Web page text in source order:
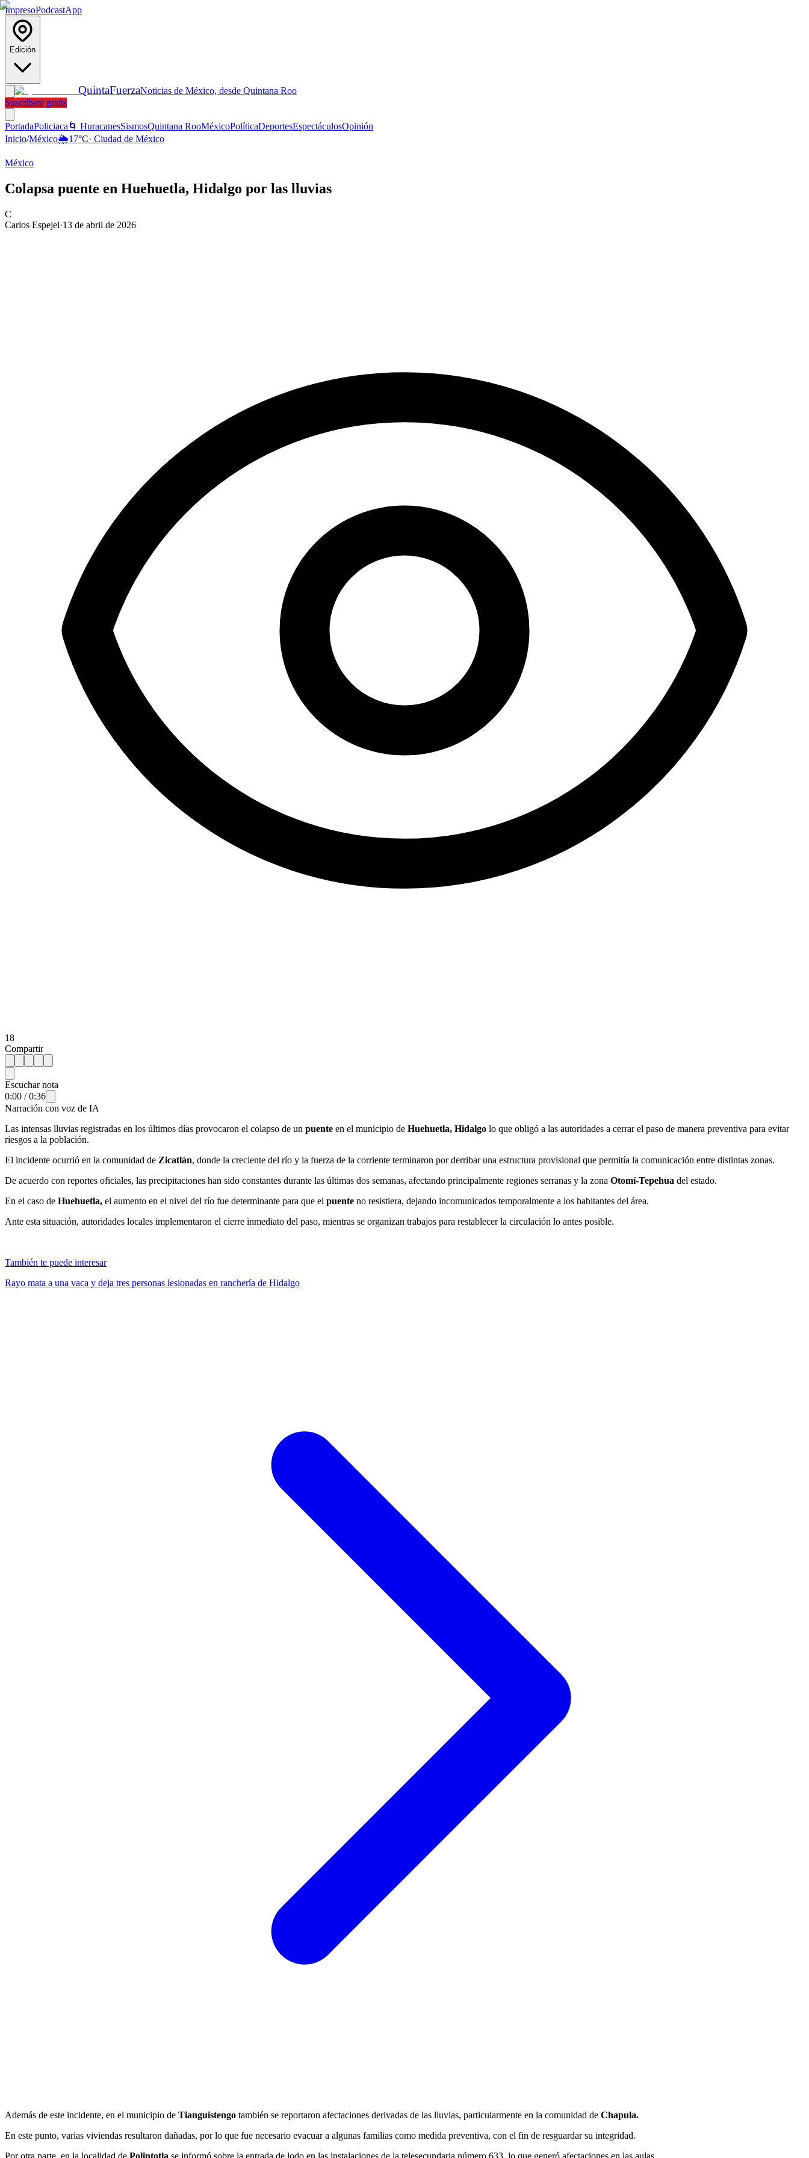
ImpresoPodcastApp
Edición
QuintaFuerzaNoticias de México, desde Quintana Roo
Suscríbete gratis
PortadaPoliciaca 🌀 HuracanesSismosQuintana RooMéxicoPolíticaDeportesEspectáculosOpinión
Inicio/México🌦️17°C· Ciudad de México
México
Colapsa puente en Huehuetla, Hidalgo por las lluvias
C
Carlos Espejel·13 de abril de 2026
18
Compartir
Escuchar nota
0:00 /0:36
Narración con voz de IA
Las intensas lluvias registradas en los últimos días provocaron el colapso de un puente en el municipio de Huehuetla, Hidalgo lo que obligó a las autoridades a cerrar el paso de manera preventiva para evitar
riesgos a la población.
El incidente ocurrió en la comunidad de Zicatlán, donde la creciente del río y la fuerza de la corriente terminaron por derribar una estructura provisional que permitía la comunicación entre distintas zonas.
De acuerdo con reportes oficiales, las precipitaciones han sido constantes durante las últimas dos semanas, afectando principalmente regiones serranas y la zona Otomí-Tepehua del estado.
En el caso de Huehuetla, el aumento en el nivel del río fue determinante para que el puente no resistiera, dejando incomunicados temporalmente a los habitantes del área.
Ante esta situación, autoridades locales implementaron el cierre inmediato del paso, mientras se organizan trabajos para restablecer la circulación lo antes posible.
También te puede interesar
Rayo mata a una vaca y deja tres personas lesionadas en ranchería de Hidalgo
Además de este incidente, en el municipio de Tianguistengo también se reportaron afectaciones derivadas de las lluvias, particularmente en la comunidad de Chapula.
En este punto, varias viviendas resultaron dañadas, por lo que fue necesario evacuar a algunas familias como medida preventiva, con el fin de resguardar su integridad.
Por otra parte, en la localidad de Polintotla se informó sobre la entrada de lodo en las instalaciones de la telesecundaria número 633, lo que generó afectaciones en las aulas.